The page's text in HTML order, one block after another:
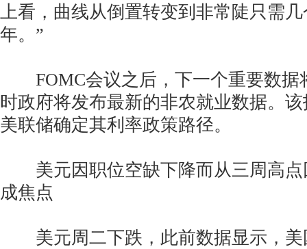
上看，曲线从倒置转变到非常陡只需
年。”
FOMC会议之后，下一个重要数据
时政府将发布最新的非农就业数据。
美联储确定其利率政策路径。
美元因职位空缺下降而从三周高点
成焦点
美元周二下跌，此前数据显示，美